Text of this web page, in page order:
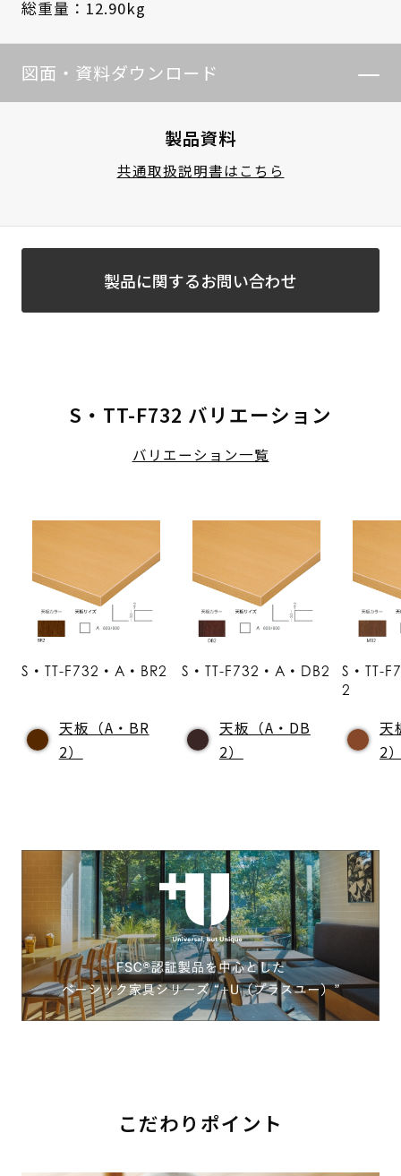
総重量：12.90kg
図面・資料ダウンロード
製品資料
共通取扱説明書はこちら
製品に関するお問い合わせ
S・TT-F732 バリエーション
バリエーション一覧
S・TT-F732・A・BR2
天板（A・BR
2）
S・TT-F732・A・DB2
天板（A・DB
2）
S・TT-
2
天
2
こだわりポイント